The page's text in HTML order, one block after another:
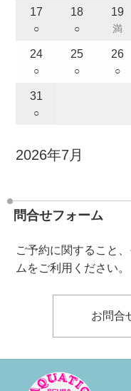
17
○
18
○
19
満
24
○
25
○
26
○
31
○
2026年7月
問合せフォーム
ご予約に関すること
ムをご利用ください。
お問合